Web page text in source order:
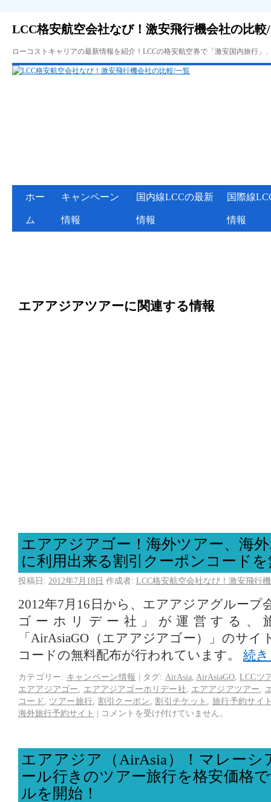
LCC格安航空会社なび！激安飛行機会社の比較
ローコストキャリアの最新情報を紹介！LCCの格安航空券で「激安国内旅行
ホー
ム
キャンペーン
情報
国内線LCCの最新
情報
国際線
情報
エアアジアツアーに関連する情報
エアアジアゴー！海外ツアー、海
に利用出来る割引クーポンコード
投稿日: 2012年7月18日 作成者: LCC格安航空会社なび！激安飛行
2012年7月16日から、エアアジアグループ
ゴーホリデー社」が運営する、
「AirAsiaGO（エアアジアゴー）」のサイ
コードの無料配布が行われています。 続
カテゴリー: キャンペーン情報 | タグ: AirAsia, AirAsiaGO ,LCCツ
エアアジアゴー
エアアジアゴーホリデー社 エアアジアツアー
コード
ツアー旅行 割引クーポン ,割引チケット
旅行予約サイ
海外旅行予約サイト | コメントを受け付けていません。
エアアジア（AirAsia）！マレー
ール行きのツアー旅行を格安価格
ルを開始！